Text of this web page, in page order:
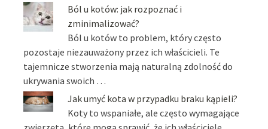
Ból u kotów: jak rozpoznać i
zminimalizować?
Ból u kotów to problem, który często
pozostaje niezauważony przez ich właścicieli. Te
tajemnicze stworzenia mają naturalną zdolność do
ukrywania swoich …
Jak umyć kota w przypadku braku kąpieli?
Koty to wspaniałe, ale często wymagające